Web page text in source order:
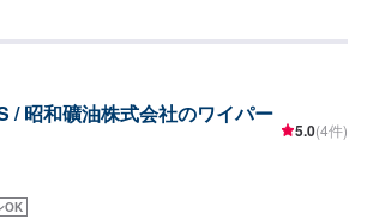
/ 昭和礦油株式会社のワイパー
5.0(4件)
OK